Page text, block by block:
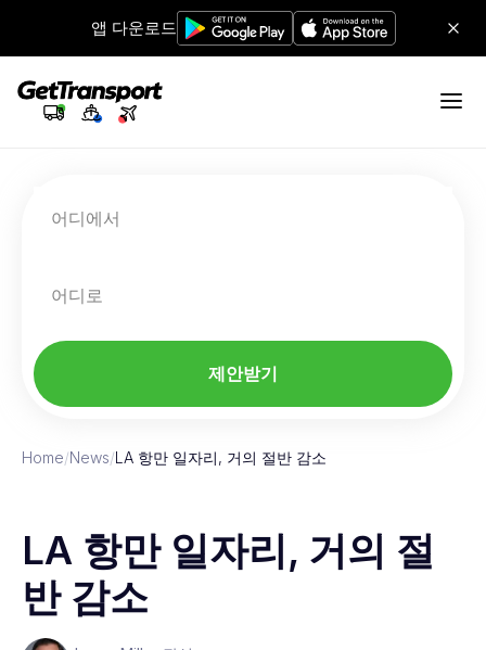
앱 다운로드
어디에서
어디로
제안받기
Home/News/LA 항만 일자리, 거의 절반 감소
LA 항만 일자리, 거의 절
반 감소